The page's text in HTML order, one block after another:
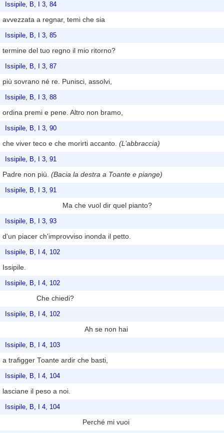
Issipile, B, I 3, 84
avvezzata a regnar, temi che sia
Issipile, B, I 3, 85
termine del tuo regno il mio ritorno?
Issipile, B, I 3, 87
più sovrano né re. Punisci, assolvi,
Issipile, B, I 3, 88
ordina premi e pene. Altro non bramo,
Issipile, B, I 3, 90
che viver teco e che morirti accanto. (L’abbraccia)
Issipile, B, I 3, 91
Padre non più. (Bacia la destra a Toante e piange)
Issipile, B, I 3, 91
Ma che vuol dir quel pianto?
Issipile, B, I 3, 93
d'un piacer ch'improvviso inonda il petto.
Issipile, B, I 4, 102
Issipile.
Issipile, B, I 4, 102
Che chiedi?
Issipile, B, I 4, 102
Ah se non hai
Issipile, B, I 4, 103
a trafigger Toante ardir che basti,
Issipile, B, I 4, 104
lasciane il peso a noi.
Issipile, B, I 4, 104
Perché mi vuoi